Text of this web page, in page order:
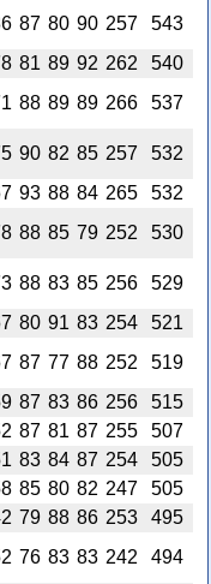
87 80 90 257
543
81 89 92 262
540
88 89 89 266 537
90 82 85 257
532
93 88 84 265
532
88 85 79 252 530
88 83 85 256
529
80 91 83 254
521
87 77 88 252
519
87 83 86 256
515
87 81 87 255
507
83 84 87 254
505
85 80 82 247
505
79 88 86 253
495
76 83 83 242 494